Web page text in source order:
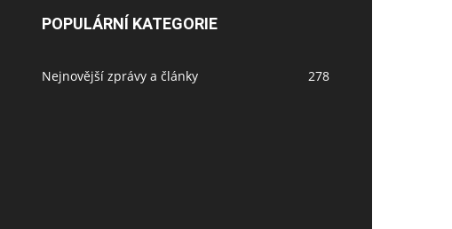
POPULÁRNÍ KATEGORIE
Nejnovější zprávy a články 278